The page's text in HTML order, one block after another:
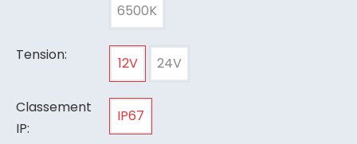
6500K
Tension: 12V 24V
Classement
IP:
IP67